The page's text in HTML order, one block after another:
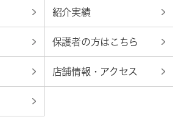
紹介実績
保護者の方はこちら
店舗情報・アクセス